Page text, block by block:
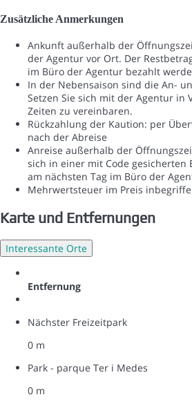
Zusätzliche Anmerkungen
Ankunft außerhalb der
der Agentur vor Ort. Der
im Büro der Agentur bezahlt
In der Nebensaison sind die An-
Setzen Sie sich mit der Agentur in
Zeiten zu vereinbaren.
Rückzahlung der Kaution: per
nach der Abreise
Anreise außerhalb der
sich in einer mit Code gesicherten
am nächsten Tag im Büro der
Mehrwertsteuer im Preis
Karte und Entfernungen
Interessante Orte
Entfernung
Nächster Freizeitpark
0 m
Park - parque Ter i Medes
0 m